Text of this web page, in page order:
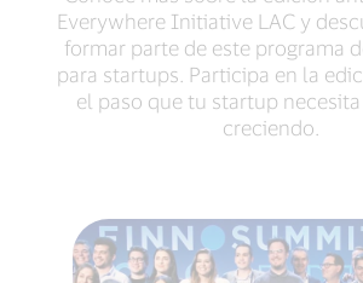
Everywhere Initiative LAC y
formar parte de este programa
para startups. Participa en la
el paso que tu startup
creciendo.